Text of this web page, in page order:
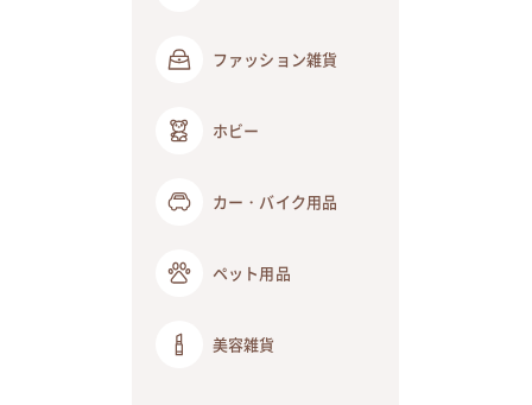
ファッション雑貨
ホビー
カー・バイク用品
ペット用品
美容雑貨